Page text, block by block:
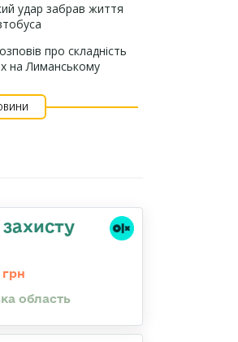
удар забрав життя
про складність
на Лиманському
грн
область